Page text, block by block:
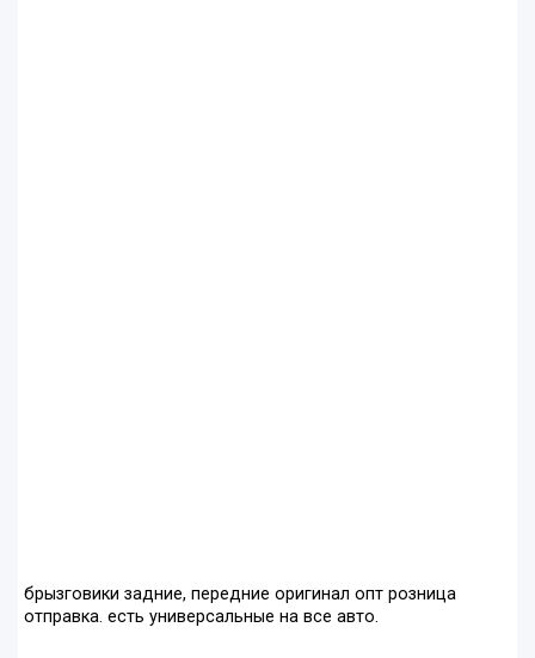
брызговики задние, передние оригинал опт розница
отправка. есть универсальные на все авто.